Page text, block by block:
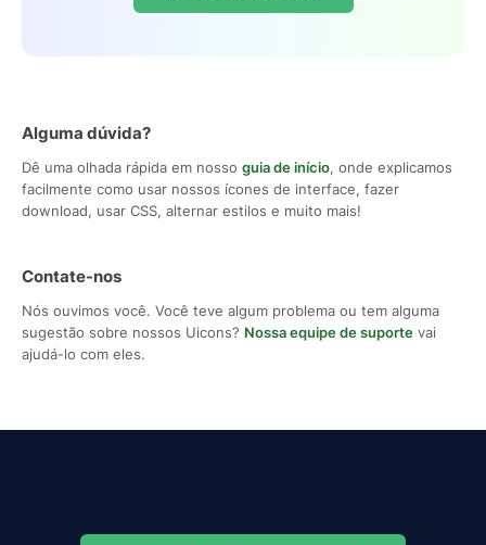
Alguma dúvida?
Dê uma olhada rápida em nosso guia de início, onde explicamos
facilmente como usar nossos ícones de interface, fazer
download, usar CSS, alternar estilos e muito mais!
Contate-nos
Nós ouvimos você. Você teve algum problema ou tem alguma
sugestão sobre nossos Uicons? Nossa equipe de suporte vai
ajudá-lo com eles.